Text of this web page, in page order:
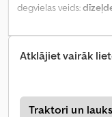
degvielas veids:
Atklājiet vairāk
Traktori un